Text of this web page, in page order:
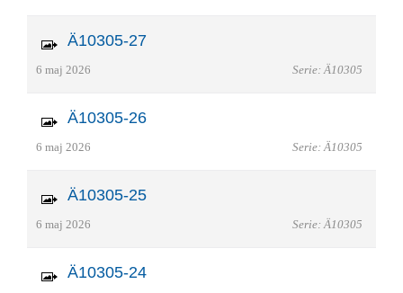
Ä10305-27
6 maj 2026 Serie: Ä10305
Ä10305-26
6 maj 2026 Serie: Ä10305
Ä10305-25
6 maj 2026 Serie: Ä10305
Ä10305-24